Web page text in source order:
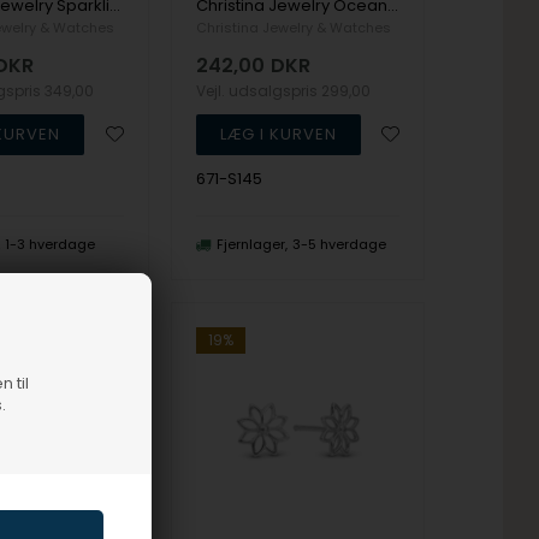
til
Christina Jewelry Sparkling Life Ørehænger
1-3 hverdage
Christina Jewelry Ocean Spectacle Ørehænger
242,00 DKR
671-S145
Fjernlager 3-5 hverdage
19%